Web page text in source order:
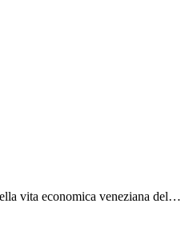
vita economica veneziana del…